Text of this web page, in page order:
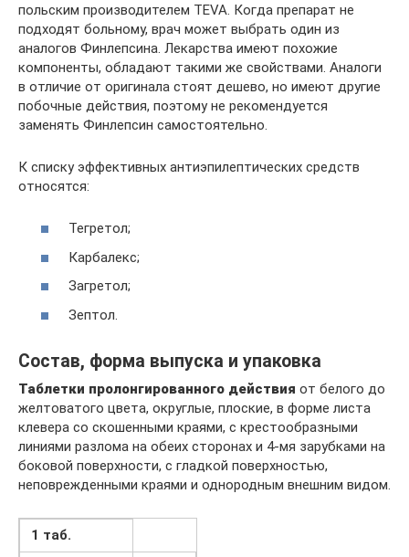
польским производителем TEVA. Когда препарат не
подходят больному, врач может выбрать один из
аналогов Финлепсина. Лекарства имеют похожие
компоненты, обладают такими же свойствами. Аналоги
в отличие от оригинала стоят дешево, но имеют другие
побочные действия, поэтому не рекомендуется
заменять Финлепсин самостоятельно.
К списку эффективных антиэпилептических средств
относятся:
Тегретол;
Карбалекс;
Загретол;
Зептол.
Cостав, форма выпуска и упаковка
Таблетки пролонгированного действия от белого до
желтоватого цвета, округлые, плоские, в форме листа
клевера со скошенными краями, с крестообразными
линиями разлома на обеих сторонах и 4-мя зарубками на
боковой поверхности, с гладкой поверхностью,
неповрежденными краями и однородным внешним видом.
1 таб.